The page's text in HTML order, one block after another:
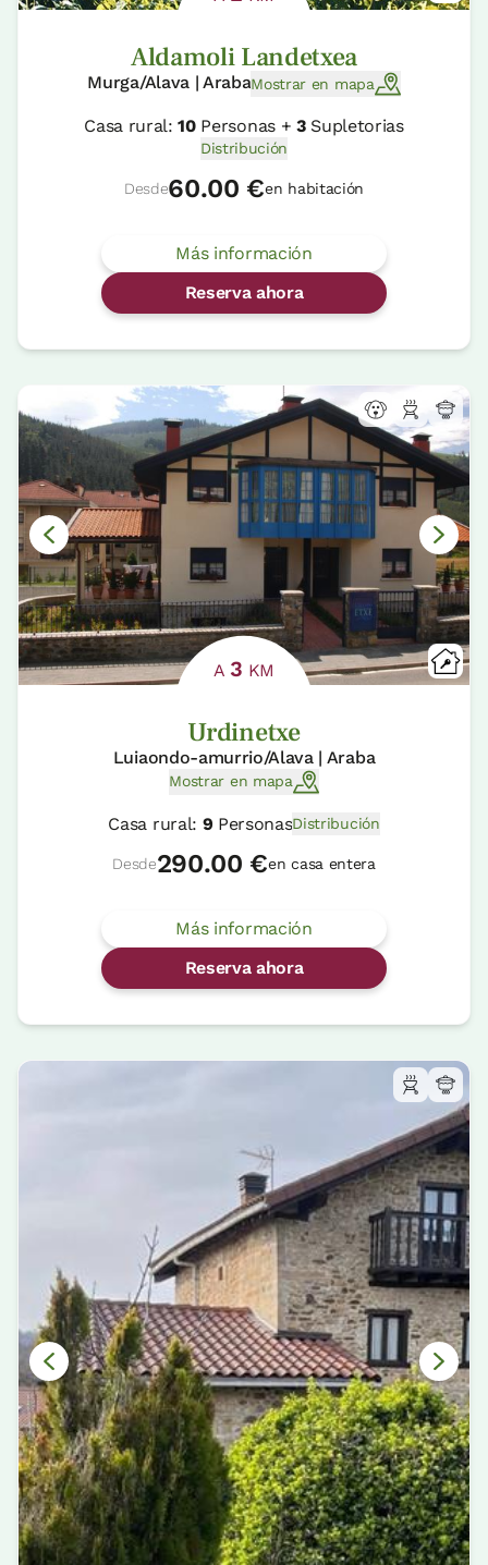
Aldamoli Landetxea
Murga/Alava | ArabaMostrar en mapa
Casa rural:10Personas + 3Supletorias
Distribución
Desde60.00 €en habitación
Más información
Reserva ahora
A 3 KM
Urdinetxe
Luiaondo-amurrio/Alava | Araba
Mostrar en mapa
Casa rural: 9 PersonasDistribución
Desde290.00 €en casa entera
Más información
Reserva ahora